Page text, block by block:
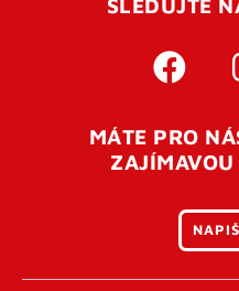
Pro úspěšné dokončení
vaší e-mailovouadresu.
otevření tohoto odkazu
přihlásit. Nezapomeňte
MÁTE PRO